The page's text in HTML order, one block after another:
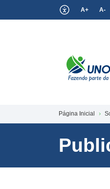
A+ A-
Página Inicial